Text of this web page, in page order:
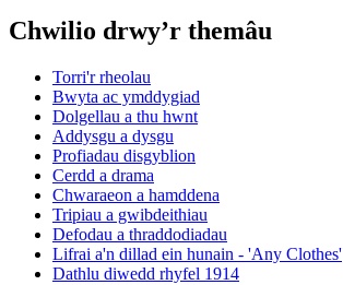
Chwilio drwy’r themâu
Torri'r rheolau
Bwyta ac ymddygiad
Dolgellau a thu hwnt
Addysgu a dysgu
Profiadau disgyblion
Cerdd a drama
Chwaraeon a hamddena
Tripiau a gwibdeithiau
Defodau a thraddodiadau
Lifrai a'n dillad ein hunain - 'Any Clothes'
Dathlu diwedd rhyfel 1914